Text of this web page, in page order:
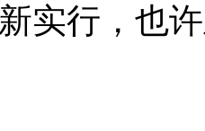
实行，也